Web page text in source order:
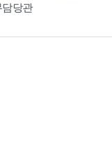
담당관